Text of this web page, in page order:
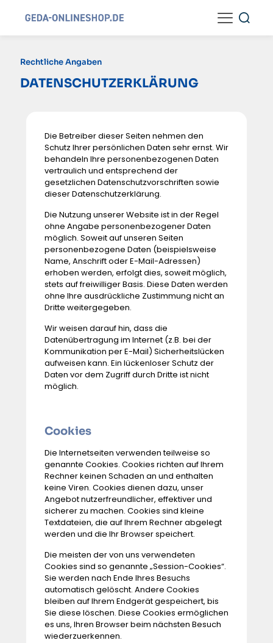
Rechtliche Angaben
DATENSCHUTZERKLÄRUNG
Die Betreiber dieser Seiten nehmen den
Schutz Ihrer persönlichen Daten sehr ernst. Wir
behandeln Ihre personenbezogenen Daten
vertraulich und entsprechend der
gesetzlichen Datenschutzvorschriften sowie
dieser Datenschutzerklärung.
Die Nutzung unserer Website ist in der Regel
ohne Angabe personenbezogener Daten
möglich. Soweit auf unseren Seiten
personenbezogene Daten (beispielsweise
Name, Anschrift oder E-Mail-Adressen)
erhoben werden, erfolgt dies, soweit möglich,
stets auf freiwilliger Basis. Diese Daten werden
ohne Ihre ausdrückliche Zustimmung nicht an
Dritte weitergegeben.
Wir weisen darauf hin, dass die
Datenübertragung im Internet (z.B. bei der
Kommunikation per E-Mail) Sicherheitslücken
aufweisen kann. Ein lückenloser Schutz der
Daten vor dem Zugriff durch Dritte ist nicht
möglich.
Cookies
Die Internetseiten verwenden teilweise so
genannte Cookies. Cookies richten auf Ihrem
Rechner keinen Schaden an und enthalten
keine Viren. Cookies dienen dazu, unser
Angebot nutzerfreundlicher, effektiver und
sicherer zu machen. Cookies sind kleine
Textdateien, die auf Ihrem Rechner abgelegt
werden und die Ihr Browser speichert.
Die meisten der von uns verwendeten
Cookies sind so genannte „Session-Cookies“.
Sie werden nach Ende Ihres Besuchs
automatisch gelöscht. Andere Cookies
bleiben auf Ihrem Endgerät gespeichert, bis
Sie diese löschen. Diese Cookies ermöglichen
es uns, Ihren Browser beim nächsten Besuch
wiederzuerkennen.